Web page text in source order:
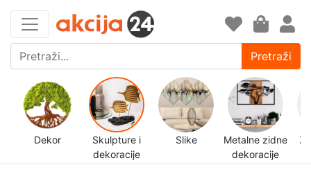
Pretraži
Dekor
Skulpture i
dekoracije
Slike
Metalne zidne
dekoracije